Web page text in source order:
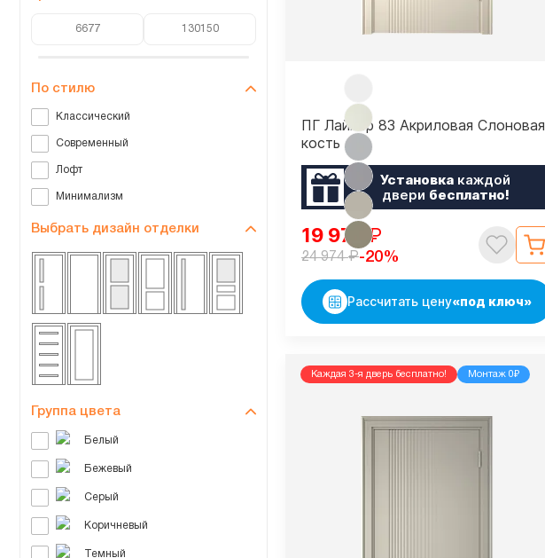
По стилю
Классический
Современный
Лофт
Минимализм
Выбрать дизайн отделки
Группа цвета
ПГ Лайнер 83 Акриловая Слоновая
кость
Установка каждой
двери бесплатно!
19 979 ₽
24 974₽-20%
Рассчитать цену«под ключ»
Каждая 3-я дверь бесплатно! Монтаж 0₽